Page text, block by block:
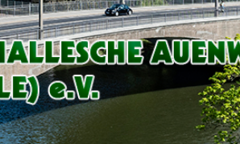
Arbeitskreis
Hallesche
Auenwälder
zu
Halle